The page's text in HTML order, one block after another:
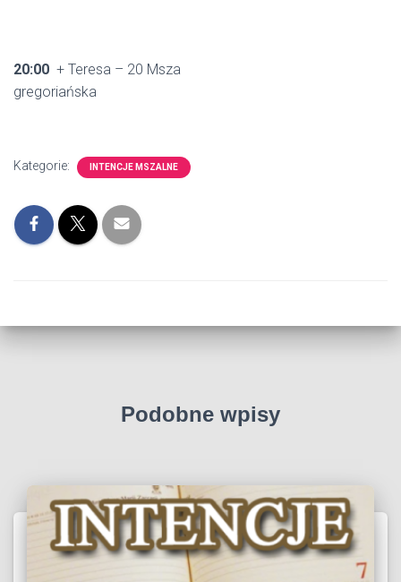
20:00 + Teresa – 20 Msza
gregoriańska
Kategorie: INTENCJE MSZALNE
Podobne wpisy